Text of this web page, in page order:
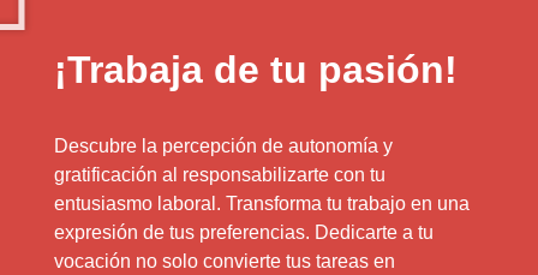
¡Trabaja de tu pasión!
Descubre la percepción de autonomía y
gratificación al responsabilizarte con tu
entusiasmo laboral. Transforma tu trabajo en una
expresión de tus preferencias. Dedicarte a tu
vocación no solo convierte tus tareas en